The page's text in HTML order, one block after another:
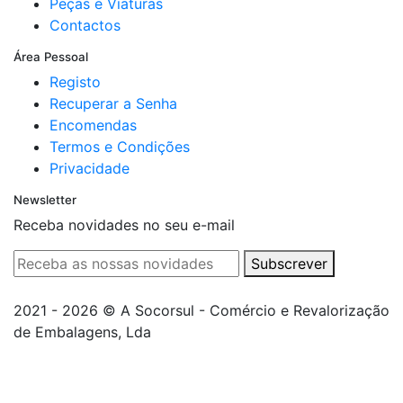
Peças e Viaturas
Contactos
Área Pessoal
Registo
Recuperar a Senha
Encomendas
Termos e Condições
Privacidade
Newsletter
Receba novidades no seu e-mail
Subscrever
2021 - 2026 © A Socorsul - Comércio e Revalorização
de Embalagens, Lda